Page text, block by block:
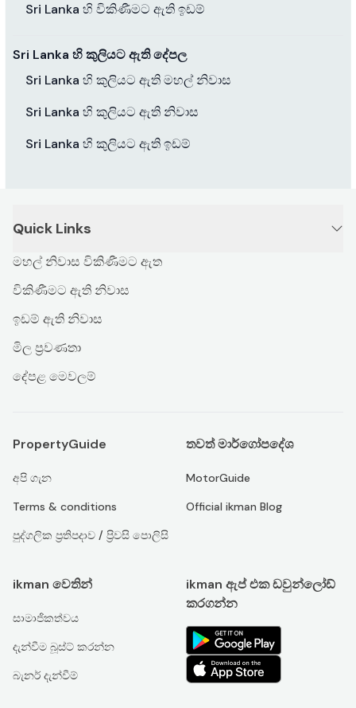
Sri Lanka හි විකිණීමට ඇති ඉඩම්
Sri Lanka හි කුලියට ඇති දේපල
Sri Lanka හි කුලියට ඇති මහල් නිවාස
Sri Lanka හි කුලියට ඇති නිවාස
Sri Lanka හි කුලියට ඇති ඉඩම්
Quick Links
මහල් නිවාස විකිණීමට ඇත
විකිණීමට ඇති නිවාස
ඉඩම් ඇති නිවාස
මිල ප්‍රවණතා
දේපළ මෙවලම්
PropertyGuide
අපි ගැන
Terms & conditions
පුද්ගලික ප්‍රතිපදාව / ප්‍රිවසි පොලිසි
තවත් මාර්ගෝපදේශ
MotorGuide
Official ikman Blog
ikman වෙතින්
සාමාජිකත්වය
දැන්වීම බූස්ට් කරන්න
බැනර් දැන්වීම්
ikman ඇප් එක ඩවුන්ලෝඩ්
කරගන්න